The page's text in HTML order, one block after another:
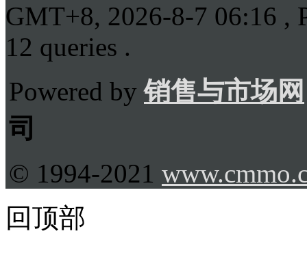
GMT+8, 2026-8-7 06:16 ,
12 queries .
Powered by销售与市场网
司
© 1994-2021
回顶部